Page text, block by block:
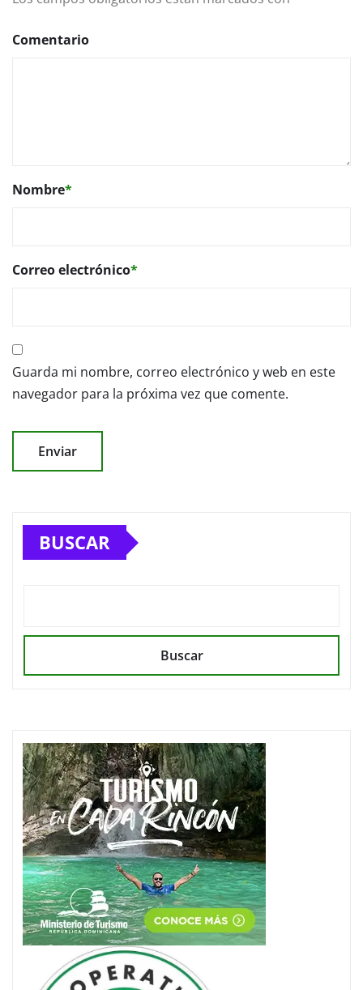
Comentario
Nombre*
Correo electrónico*
Guarda mi nombre, correo electrónico y web en este
navegador para la próxima vez que comente.
BUSCAR
Buscar